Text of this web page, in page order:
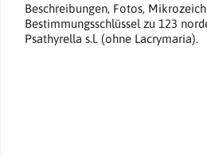
Beschreibungen, Fotos,
Bestimmungsschlüssel zu 123
Psathyrella s.l. (ohne Lacrymaria).